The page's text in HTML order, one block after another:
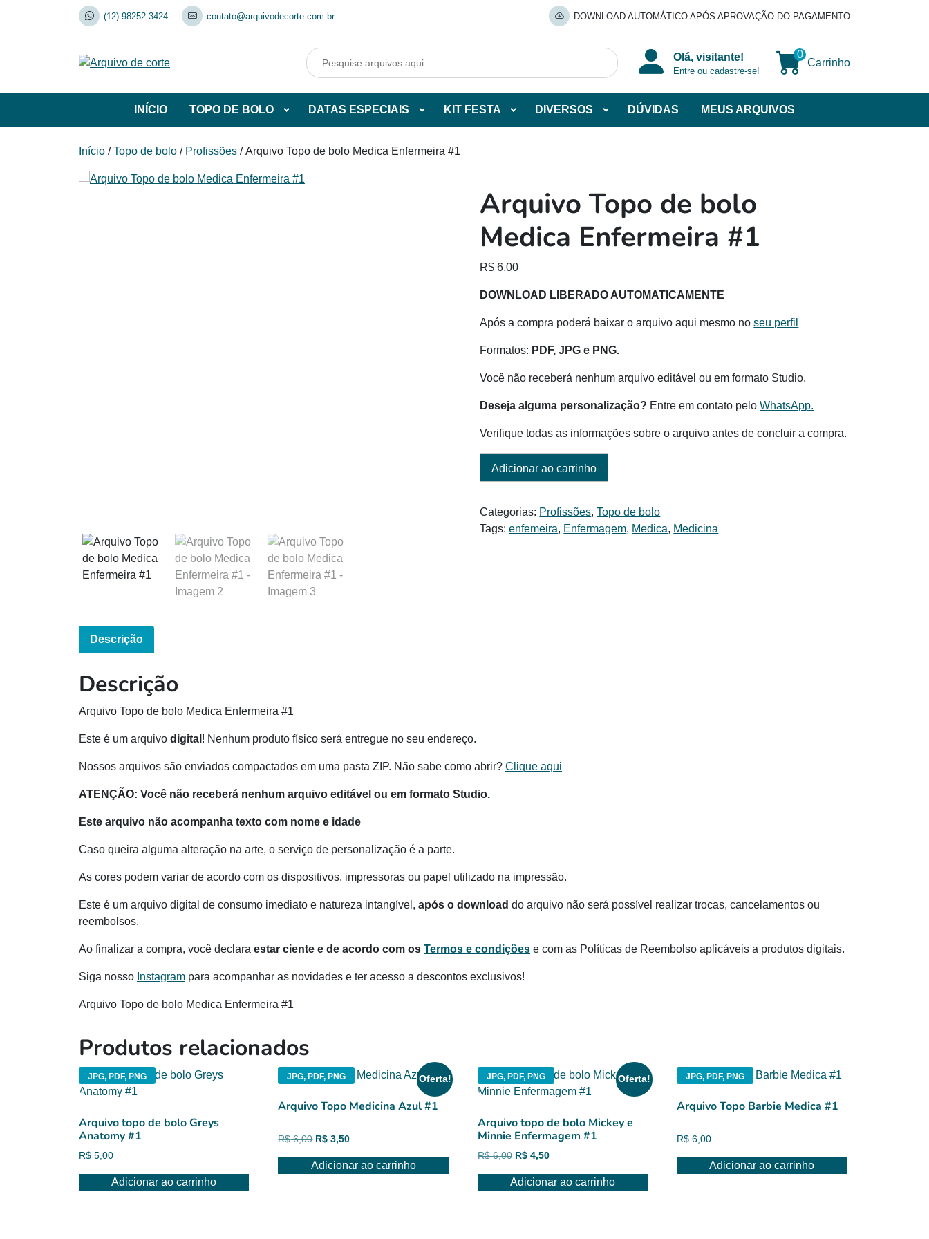
(12) 98252-3424 contato@arquivodecorte.com.br DOWNLOAD AUTOMÁTICO APÓS APROVAÇÃO DO PAGAMENTO
Olá, visitante!
Entre ou cadastre-se!
0
Carrinho
INÍCIO TOPO DE BOLO
de
DE
DATAS ESPECIAIS
de
KIT FESTA DIVERSOS DÚVIDAS MEUS ARQUIVOS
Início /Topo de bolo / Profissões / Arquivo Topo de bolo Medica Enfermeira #1
Arquivo Topo de bolo
Medica Enfermeira #1
R$ 6,00
DOWNLOAD LIBERADO AUTOMATICAMENTE
Após a compra poderá baixar o arquivo aqui mesmo noseu perfil
Formatos: PDF, JPG e PNG.
Você não receberá nenhum arquivo editável ou em formato Studio.
Deseja alguma personalização? Entre em contato peloWhatsApp.
Verifique todas as informações sobre o arquivo antes de concluir a compra.
Adicionar ao carrinho
Categorias: Profissões,Topo de bolo
Tags:enfemeira, Enfermagem, Medica, Medicina
Descrição
Descrição
Arquivo Topo de bolo Medica Enfermeira #1
Este é um arquivo digital ! Nenhum produto físico será entregue no seu endereço.
Nossos arquivos são enviados compactados em uma pasta ZIP. Não sabe como abrir? Clique aqui
ATENÇÃO: Você não receberá nenhum arquivo editável ou em formato Studio.
Este arquivo não acompanha texto com nome e idade
Caso queira alguma alteração na arte, o serviço de personalização é a parte.
As cores podem variar de acordo com os dispositivos, impressoras ou papel utilizado na impressão.
Este é um arquivo digital de consumo imediato e natureza intangível, após o download do arquivo não será possível realizar trocas, cancelamentos ou
reembolsos.
Ao finalizar a compra, você declara estar ciente e de acordo com os Termos e condições e com as Políticas de Reembolso aplicáveis a produtos digitais.
Siga nosso Instagram para acompanhar as novidades e ter acesso a descontos exclusivos!
Arquivo Topo de bolo Medica Enfermeira #1
Produtos relacionados
JPG, PDF, PNG
Arquivo topo de bolo Greys
Anatomy #1
R$ 5,00
Adicionar ao carrinho
JPG, PDF, PNG Oferta!
Arquivo Topo Medicina Azul #1
R$6,00 O
original
R$ 3,50O
atual
Adicionar ao carrinho
JPG, PDF, PNG Oferta!
Arquivo topo de bolo Mickey e
Minnie Enfermagem #1
R$6,00 O
original
R$4,50O
atual
Adicionar ao carrinho
JPG, PDF, PNG
Arquivo Topo Barbie Medica #1
R$ 6,00
Adicionar ao carrinho